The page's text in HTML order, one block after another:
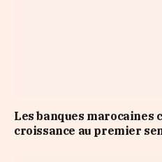
Les banques marocaines
croissance au premier